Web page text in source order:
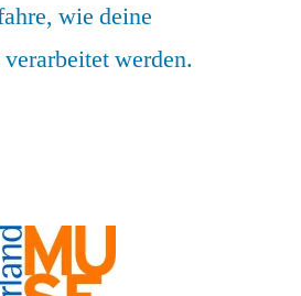
wie deine
werden.